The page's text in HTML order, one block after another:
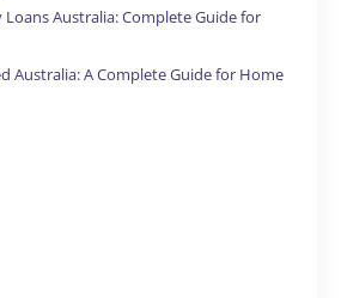
Australia: Complete Guide for
Australia: A Complete Guide for Home